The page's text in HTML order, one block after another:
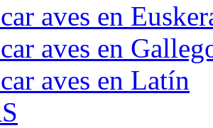
aves en
aves en
aves en Latín